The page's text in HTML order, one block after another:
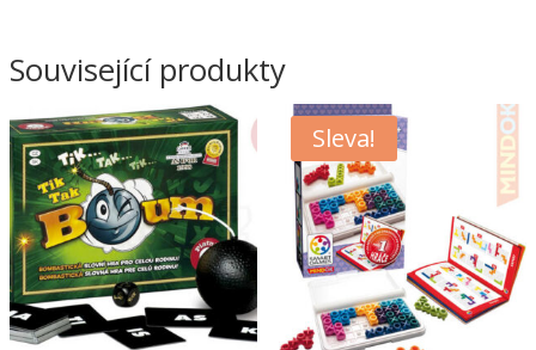
Související produkty
Sleva!